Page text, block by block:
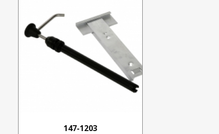
147-1203